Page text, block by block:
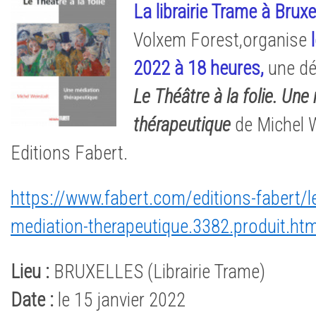
La librairie Trame à
Volxem Forest,organise
2022 à 18 heures, une
Le Théâtre à la folie.
thérapeutique de Michel
Editions Fabert.
https://www.fabert.com/editions-fabert/
mediation-
Lieu : BRUXELLES (Librairie Trame)
Date : le 15 janvier 2022